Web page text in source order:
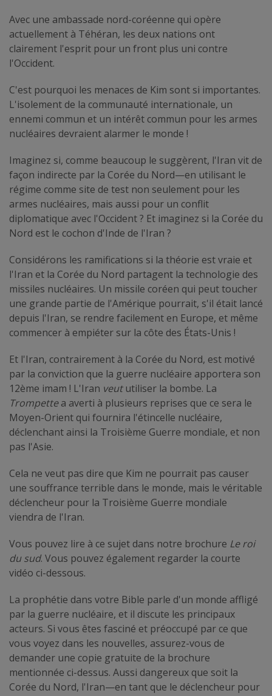
Avec une ambassade nord-coréenne qui opère
actuellement à Téhéran, les deux nations ont
clairement l'esprit pour un front plus uni contre
l'Occident.
C'est pourquoi les menaces de Kim sont si importantes.
L'isolement de la communauté internationale, un
ennemi commun et un intérêt commun pour les armes
nucléaires devraient alarmer le monde !
Imaginez si, comme beaucoup le suggèrent, l'Iran vit de
façon indirecte par la Corée du Nord—en utilisant le
régime comme site de test non seulement pour les
armes nucléaires, mais aussi pour un conflit
diplomatique avec l'Occident ? Et imaginez si la Corée du
Nord est le cochon d'Inde de l'Iran ?
Considérons les ramifications si la théorie est vraie et
l'Iran et la Corée du Nord partagent la technologie des
missiles nucléaires. Un missile coréen qui peut toucher
une grande partie de l'Amérique pourrait, s'il était lancé
depuis l'Iran, se rendre facilement en Europe, et même
commencer à empiéter sur la côte des États-Unis !
Et l'Iran, contrairement à la Corée du Nord, est motivé
par la conviction que la guerre nucléaire apportera son
12ème imam ! L'Iran veututiliser la bombe. La
Trompettea averti à plusieurs reprises que ce sera le
Moyen-Orient qui fournira l'étincelle nucléaire,
déclenchant ainsi la Troisième Guerre mondiale, et non
pas l'Asie.
Cela ne veut pas dire que Kim ne pourrait pas causer
une souffrance terrible dans le monde, mais le véritable
déclencheur pour la Troisième Guerre mondiale
viendra de l'Iran.
Vous pouvez lire à ce sujet dans notre brochure Le roi
du sud. Vous pouvez également regarder la courte
vidéo ci-dessous.
La prophétie dans votre Bible parle d'un monde affligé
par la guerre nucléaire, et il discute les principaux
acteurs. Si vous êtes fasciné et préoccupé par ce que
vous voyez dans les nouvelles, assurez-vous de
demander une copie gratuite de la brochure
mentionnée ci-dessus. Aussi dangereux que soit la
Corée du Nord, l'Iran—en tant que le déclencheur pour